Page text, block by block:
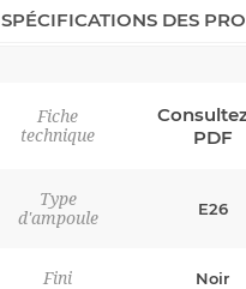
SPÉCIFICATIONS DES
Fiche
technique
PDF
Type
d'ampoule
E26
Fini Noir